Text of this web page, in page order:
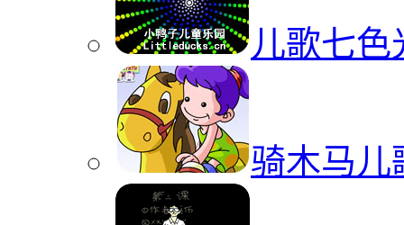
儿歌七
骑木马儿